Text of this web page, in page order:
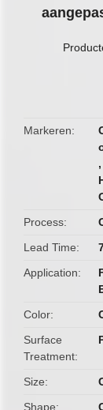
Markeren
,
Process
Lead Time
Application
Color
Surface
Treatment
Size
Shape